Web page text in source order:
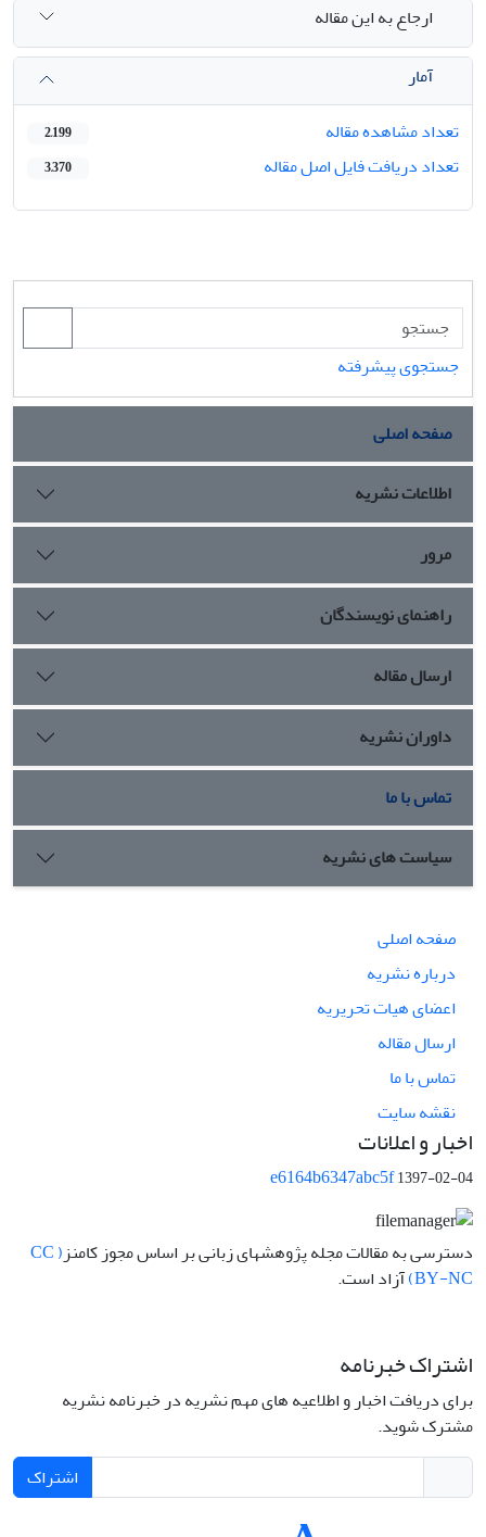
ارجاع به این مقاله
آمار
تعداد مشاهده مقاله
2,199
تعداد دریافت فایل اصل مقاله 3,370
جستجوی پیشرفته
صفحه اصلی
اطلاعات نشریه
مرور
راهنمای نویسندگان
ارسال مقاله
داوران نشریه
تماس با ما
سیاست های نشریه
صفحه اصلی
درباره نشریه
اعضای هیات تحریریه
ارسال مقاله
تماس با ما
نقشه سایت
اخبار و اعلانات
e6164b6347abc5f1397-02-04
دسترسی به مقالات مجله پژوهشهای زبانی بر اساس مجوز کامنز ( CC
BY-NC) آزاد است.
اشتراک خبرنامه
برای دریافت اخبار و اطلاعیه های مهم نشریه در خبرنامه نشریه
مشترک شوید.
اشتراک